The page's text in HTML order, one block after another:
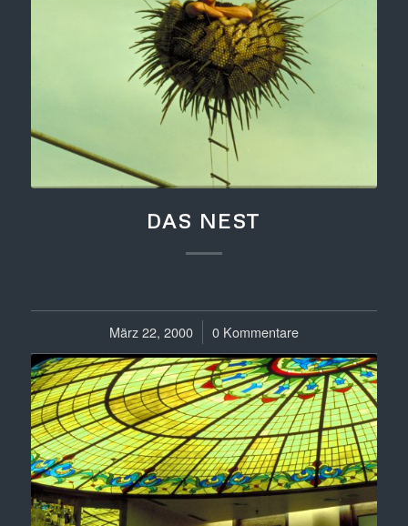
DAS NEST
März 22, 2000
/ 0 Kommentare